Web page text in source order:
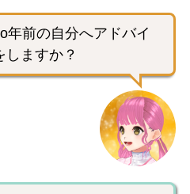
年前の自分へアドバイ
ますか？